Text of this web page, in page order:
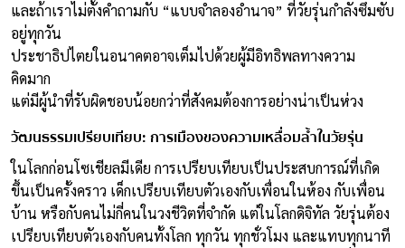
และถ้าเราไม่ตั้งคำถามกับ “แบบจำลองอำนาจ” ที่วัยรุ่นกำลังซึมซับ
อยู่ทุกวัน
ประชาธิปไตยในอนาคตอาจเต็มไปด้วยผู้มีอิทธิพลทางความ
คิดมาก
แต่มีผู้นำที่รับผิดชอบน้อยกว่าที่สังคมต้องการอย่างน่าเป็นห่วง
วัฒนธรรมเปรียบเทียบ: การเมืองของความเหลื่อมล้ำในวัยรุ่น
ในโลกก่อนโซเชียลมีเดีย การเปรียบเทียบเป็นประสบการณ์ที่เกิด
ขึ้นเป็นครั้งคราว เด็กเปรียบเทียบตัวเองกับเพื่อนในห้อง กับเพื่อน
บ้าน หรือกับคนไม่กี่คนในวงชีวิตที่จำกัด แต่ในโลกดิจิทัล วัยรุ่นต้อง
เปรียบเทียบตัวเองกับคนทั้งโลก ทุกวัน ทุกชั่วโมง และแทบทุกนาที